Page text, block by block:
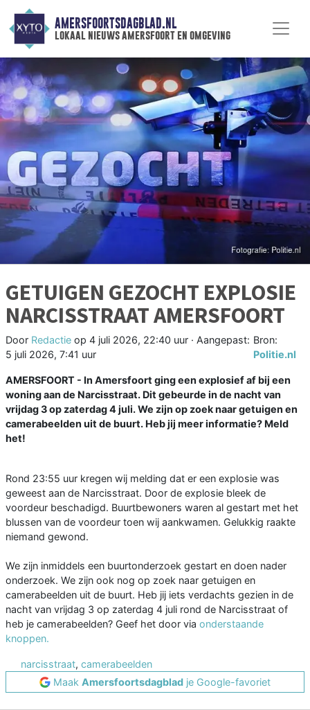
AMERSFOORTSDAGBLAD.NL
lokaal nieuws amersfoort en omgeving
GETUIGEN GEZOCHT EXPLOSIE
NARCISSTRAAT AMERSFOORT
Door Redactie op 4 juli 2026, 22:40 uur · Aangepast:
5 juli 2026, 7:41 uur
Bron:
Politie.nl
AMERSFOORT - In Amersfoort ging een explosief af bij een
woning aan de Narcisstraat. Dit gebeurde in de nacht van
vrijdag 3 op zaterdag 4 juli. We zijn op zoek naar getuigen en
camerabeelden uit de buurt. Heb jij meer informatie? Meld
het!
Rond 23:55 uur kregen wij melding dat er een explosie was
geweest aan de Narcisstraat. Door de explosie bleek de
voordeur beschadigd. Buurtbewoners waren al gestart met het
blussen van de voordeur toen wij aankwamen. Gelukkig raakte
niemand gewond.
We zijn inmiddels een buurtonderzoek gestart en doen nader
onderzoek. We zijn ook nog op zoek naar getuigen en
camerabeelden uit de buurt. Heb jij iets verdachts gezien in de
nacht van vrijdag 3 op zaterdag 4 juli rond de Narcisstraat of
heb je camerabeelden? Geef het door via onderstaande
knoppen.
narcisstraat, camerabeelden
Maak Amersfoortsdagblad je Google-favoriet